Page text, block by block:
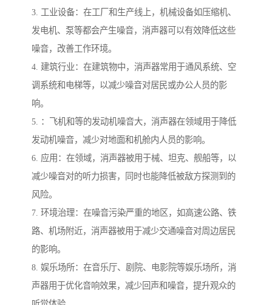
3. 工业设备：在工厂和生产线上，机械设备如压缩机、
发电机、泵等都会产生噪音，消声器可以有效降低这些
噪音，改善工作环境。
4. 建筑行业：在建筑物中，消声器常用于通风系统、空
调系统和电梯等，以减少噪音对居民或办公人员的影
响。
5. ：飞机和等的发动机噪音大，消声器在领域用于降低
发动机噪音，减少对地面和机舱内人员的影响。
6. 应用：在领域，消声器被用于械、坦克、舰船等，以
减少噪音对的听力损害，同时也能降低被敌方探测到的
风险。
7. 环境治理：在噪音污染严重的地区，如高速公路、铁
路、机场附近，消声器被用于减少交通噪音对周边居民
的影响。
8. 娱乐场所：在音乐厅、剧院、电影院等娱乐场所，消
声器用于优化音响效果，减少回声和噪音，提升观众的